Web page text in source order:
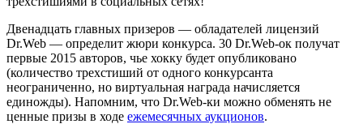
Двенадцать главных призеров — обладателей лицензий
Dr.Web — определит жюри конкурса. 30 Dr.Web-ок получат
первые 2015 авторов, чье хокку будет опубликовано
(количество трехстиший от одного конкурсанта
неограниченно, но виртуальная награда начисляется
единожды). Напомним, что Dr.Web-ки можно обменять не
ценные призы в ходе ежемесячных аукционов.